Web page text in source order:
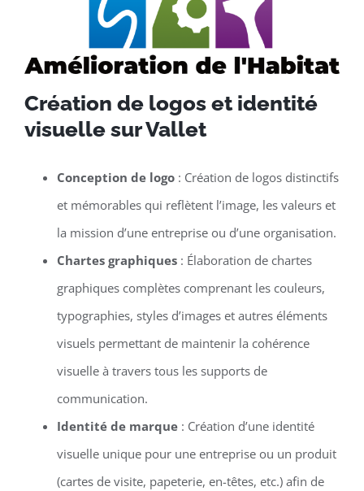
Création de logos et identité
visuelle sur Vallet
Conception de logo: Création de logos distinctifs
et mémorables qui reflètent l’image, les valeurs et
la mission d’une entreprise ou d’une organisation.
Chartes graphiques: Élaboration de chartes
graphiques complètes comprenant les couleurs,
typographies, styles d’images et autres éléments
visuels permettant de maintenir la cohérence
visuelle à travers tous les supports de
communication.
Identité de marque: Création d’une identité
visuelle unique pour une entreprise ou un produit
(cartes de visite, papeterie, en-têtes, etc.) afin de